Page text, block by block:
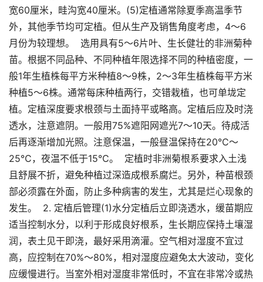
宽60厘米，畦沟宽40厘米。(5)定植通常除夏季高温季节
外，其他季节均可定植。但从生产及销售角度考虑，4～6
月份为较理想。 选用具有5～6片叶、生长健壮的非洲菊种
苗。根据不同品种、不同种植年限选择不同的种植密度，一
般1年生植株每平方米种植8～9株，2～3年生植株每平方米
种植5～6株。通常每床种植两行，交错栽植，也可单垅定
植。定植深度要求根颈与土面持平或略高。定植后应及时浇
透水，注意遮阴。一般用75%遮阳网遮光7～10天。待成活
后再逐渐增加光照。注意保温，一般昼温保持在20℃～
25℃，夜温不低于15℃。 定植时非洲菊根系要求入土浅
且舒展不折，避免种植过深造成根系腐烂。另外，种苗根颈
部必须露在外面，防止多种病害的发生，尤其是烂心现象的
发生。 2. 定植后管理(1)水分定植后立即浇透水，缓苗期应
适当控制水分，以利于形成良好根系，生长期应保持土壤湿
润，表土见干即浇，最好采用滴灌。空气相对湿度不宜过
高，应控制在70%～80%，相对湿度应避免太大波动，变化
应缓慢进行。当室外相对湿度非常低时，不宜在非常冷或热